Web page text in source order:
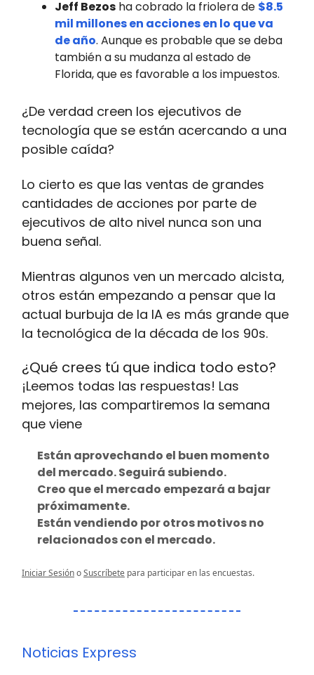
Jeff Bezos ha cobrado la friolera de $8.5
mil millones en acciones en lo que va
de año. Aunque es probable que se deba
también a su mudanza al estado de
Florida, que es favorable a los impuestos.
¿De verdad creen los ejecutivos de
tecnología que se están acercando a una
posible caída?
Lo cierto es que las ventas de grandes
cantidades de acciones por parte de
ejecutivos de alto nivel nunca son una
buena señal.
Mientras algunos ven un mercado alcista,
otros están empezando a pensar que la
actual burbuja de la IA es más grande que
la tecnológica de la década de los 90s.
¿Qué crees tú que indica todo esto?
¡Leemos todas las respuestas! Las
mejores, las compartiremos la semana
que viene
Están aprovechando el buen momento
del mercado. Seguirá subiendo.
Creo que el mercado empezará a bajar
próximamente.
Están vendiendo por otros motivos no
relacionados con el mercado.
Iniciar SesiónoSuscríbete para participar en las encuestas.
Noticias Express